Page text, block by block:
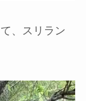
、スリラン